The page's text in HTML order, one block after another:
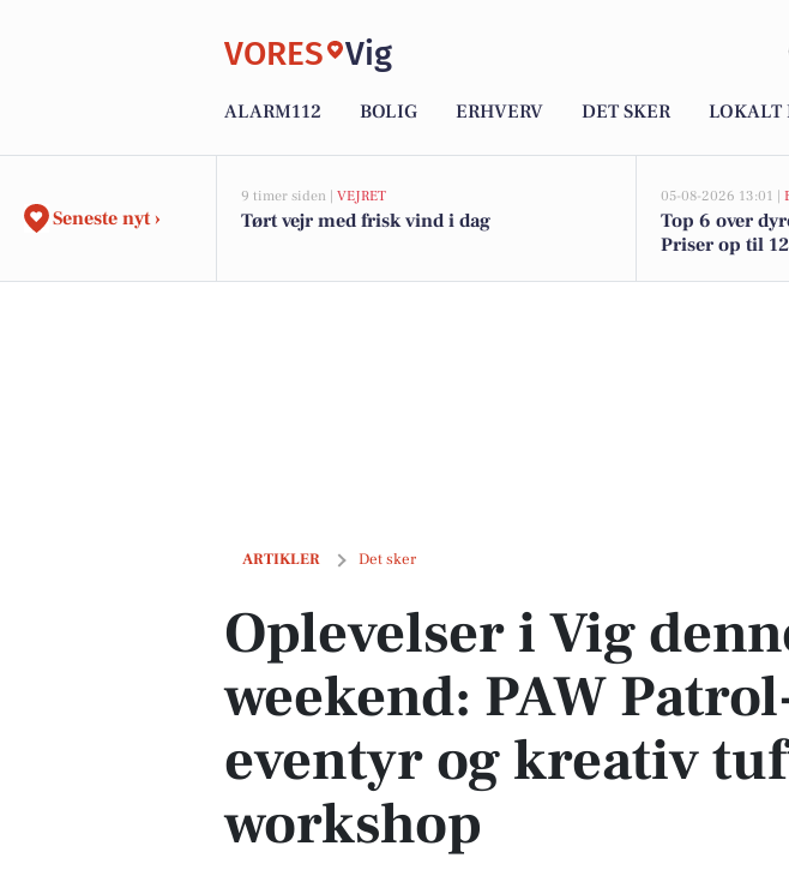
VORES Vig
ALARM112 BOLIG ERHVERV DET SKER LOKALT
Seneste nyt ›
9 timer siden | VEJRET
Tørt vejr med frisk vind i dag
05-08-2026 13:01 |
Top 6 over
Priser op til
ARTIKLER Det sker
Oplevelser i Vig denne weekend: PAW Patrol-eventyr og kreativ tufting-
Oplevelser i Vig
weekend: PAW
eventyr og kreativ
workshop